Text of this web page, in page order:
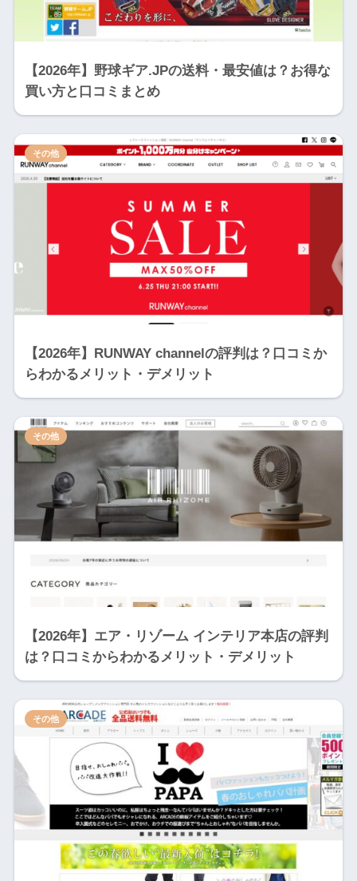
【2026年】野球ギア.JPの送料・最安値は？お得な
買い方と口コミまとめ
【2026年】RUNWAY channelの評判は？口コミか
らわかるメリット・デメリット
その他
【2026年】エア・リゾーム インテリア本店の評判
は？口コミからわかるメリット・デメリット
その他
その他